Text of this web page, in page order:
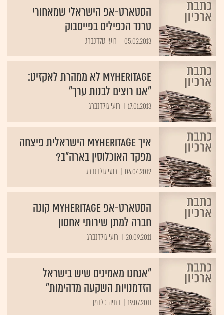
הסטארט-אפ הישראלי שמאחורי
טרנד הכפילים בפייסבוק
05.02.2013 רועי גולדנברג
MyHeritage לא ממהרת לאקזיט:
"אנו רוצים לבנות ערך"
17.01.2013 רועי גולדנברג
איך MyHeritage הישראלית פיצחה
מפקד האוכלוסין בארה"ב?
04.04.2012 רועי גולדנברג
הסטארט-אפ MyHeritage קונה
חברה למתן שירותי אחסון
20.09.2011 רועי גולדנברג
"אנחנו מאמינים שיש בישראל
הזדמנויות השקעה מדהימות"
19.07.2011 בתיה פלדמן